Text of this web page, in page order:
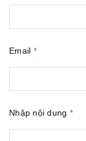
Email *
Nhập nội dung *